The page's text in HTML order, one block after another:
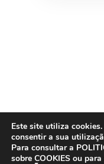
© 2025
Este site utiliza
consentir a sua
Para consultar a
sobre COOKIES ou